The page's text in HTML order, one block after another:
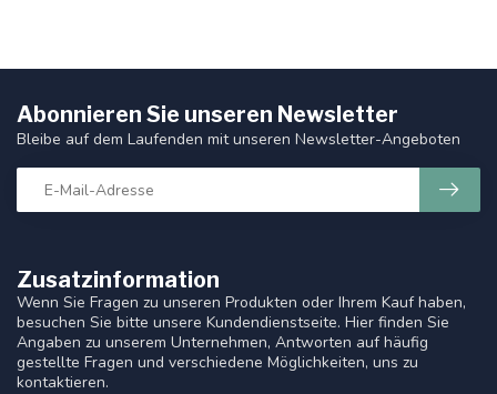
Zusatzinformation
Wenn Sie Fragen zu unseren Produkten oder Ihrem Kauf haben,
besuchen Sie bitte unsere Kundendienstseite. Hier finden Sie
Angaben zu unserem Unternehmen, Antworten auf häufig
gestellte Fragen und verschiedene Möglichkeiten, uns zu
kontaktieren.
Abonnieren Sie unseren Newsletter
Bleibe auf dem Laufenden mit unseren Newsletter-Angeboten